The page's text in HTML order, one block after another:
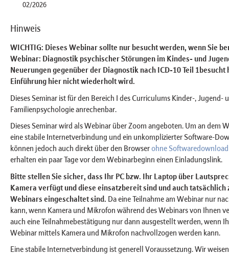
02/2026
Hinweis
WICHTIG: Dieses Webinar sollte nur besucht werden, wenn Sie
Webinar: Diagnostik psychischer Störungen im Kindes- und
Neuerungen gegenüber der Diagnostik nach ICD-10 Teil 1besucht
Einführung hier nicht wiederholt wird.
Dieses Seminar ist für den Bereich I des Curriculums Kinder-, Jugend-
Familienpsychologie anrechenbar.
Dieses Seminar wird als Webinar über Zoom angeboten. Um an dem
eine stabile Internetverbindung und ein unkomplizierter Software-
können jedoch auch direkt über den Browserohne
erhalten ein paar Tage vor dem Webinarbeginn einen Einladungslink.
Bitte stellen Sie sicher, dass Ihr PC bzw. Ihr Laptop über
Kamera verfügt und diese einsatzbereit sind und auch tatsächlich
Webinars eingeschaltet sind. Da eine Teilnahme am Webinar nur
kann, wenn Kamera und Mikrofon während des Webinars von Ihnen
auch eine Teilnahmebestätigung nur dann ausgestellt werden, wenn
Webinar mittels Kamera und Mikrofon nachvollzogen werden kann.
Eine stabile Internetverbindung ist generell Voraussetzung. Wir